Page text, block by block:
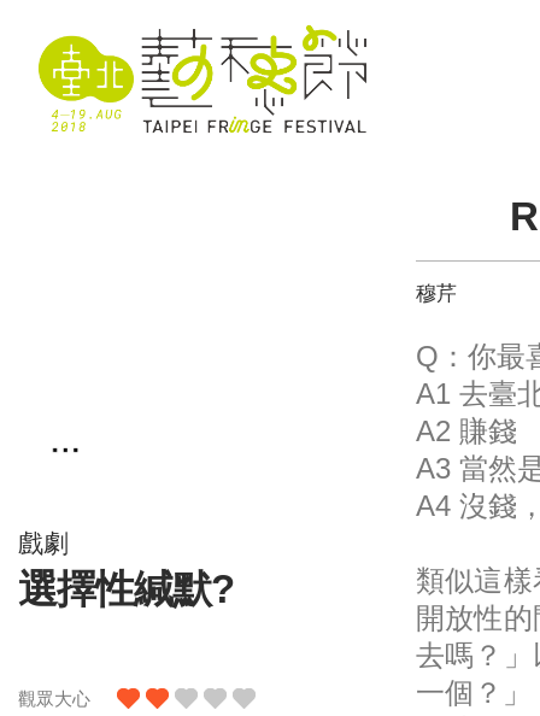
戲劇
選擇性緘默?
觀眾大心
穆芹
Q：你最
A1 去臺
A2 賺錢
A3 當然
A4 沒錢
類似這
開放性
去嗎？
一個？